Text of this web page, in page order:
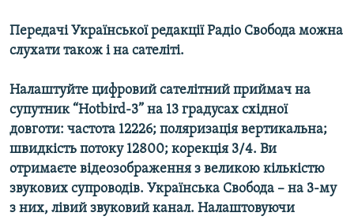
Передачі Української редакції Радіо Свобода можна
слухати також і на сателіті.
Налаштуйте цифровий сателітний приймач на
супутник “Hotbird-3” на 13 градусах східної
довготи: частота 12226; поляризація вертикальна;
швидкість потоку 12800; корекція 3/4. Ви
отримаєте відеозображення з великою кількістю
звукових супроводів. Українська Свобода – на 3-му
з них, лівий звуковий канал. Налаштовуючи